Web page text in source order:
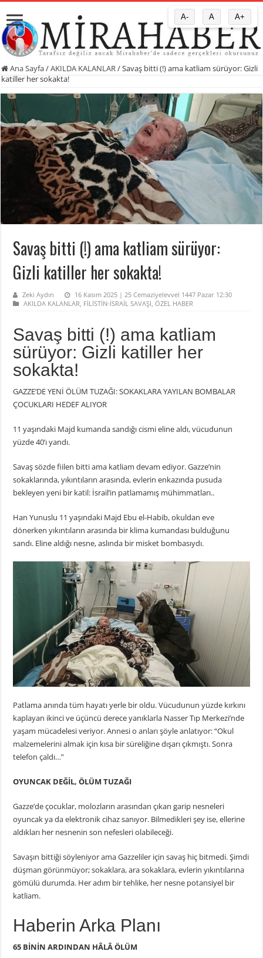
Ana Sayfa/AKILDA KALANLAR /Savaş bitti (!) ama katliam sürüyor: Gizli
katiller her sokakta!
Savaş bitti (!) ama katliam sürüyor:
Gizli katiller her sokakta!
Zeki Aydın
16 Kasım 2025 | 25 Cemaziyelevvel 1447 Pazar 12:30
AKILDA KALANLAR, FİLİSTİN-İSRAİL SAVAŞI,ÖZEL HABER
Savaş bitti (!) ama katliam
sürüyor: Gizli katiller her
sokakta!
GAZZE’DE YENİ ÖLÜM TUZAĞI: SOKAKLARA YAYILAN BOMBALAR
ÇOCUKLARI HEDEF ALIYOR
11 yaşındaki Majd kumanda sandığı cismi eline aldı, vücudunun
yüzde 40’ı yandı.
Savaş sözde fiilen bitti ama katliam devam ediyor. Gazze’nin
sokaklarında, yıkıntıların arasında, evlerin enkazında pusuda
bekleyen yeni bir katil: İsrail’in patlamamış mühimmatları..
Han Yunuslu 11 yaşındaki Majd Ebu el-Habib, okuldan eve
dönerken yıkıntıların arasında bir klima kumandası bulduğunu
sandı. Eline aldığı nesne, aslında bir misket bombasıydı.
Patlama anında tüm hayatı yerle bir oldu. Vücudunun yüzde kırkını
kaplayan ikinci ve üçüncü derece yanıklarla Nasser Tıp Merkezi’nde
yaşam mücadelesi veriyor. Annesi o anları şöyle anlatıyor: “Okul
malzemelerini almak için kısa bir süreliğine dışarı çıkmıştı. Sonra
telefon çaldı…”
OYUNCAK DEĞİL, ÖLÜM TUZAĞI
Gazze’de çocuklar, molozların arasından çıkan garip nesneleri
oyuncak ya da elektronik cihaz sanıyor. Bilmedikleri şey ise, ellerine
aldıkları her nesnenin son nefesleri olabileceği.
Savaşın bittiği söyleniyor ama Gazzeliler için savaş hiç bitmedi. Şimdi
düşman görünmüyor; sokaklara, ara sokaklara, evlerin yıkıntılarına
gömülü durumda. Her adım bir tehlike, her nesne potansiyel bir
katliam.
Haberin Arka Planı
65 BİNİN ARDINDAN HÂLÂ ÖLÜM
A- A A+